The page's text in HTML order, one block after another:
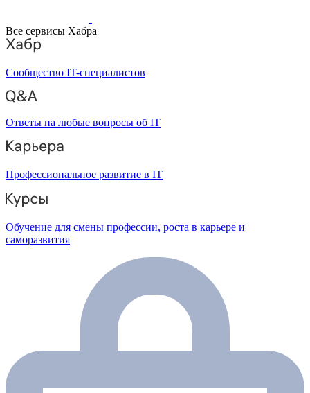
Все сервисы Хабра
Сообщество IT-специалистов
Ответы на любые вопросы об IT
Профессиональное развитие в IT
Обучение для смены профессии, роста в карьере и
саморазвития